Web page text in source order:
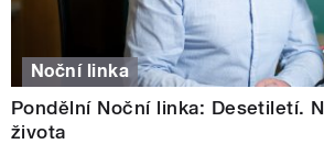
Noční linka
Pondělní Noční linka: Desetiletí.
života